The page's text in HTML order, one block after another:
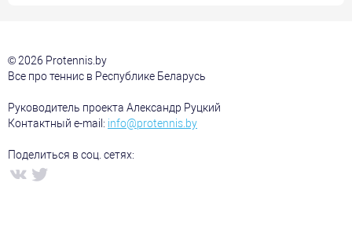
© 2026 Protennis.by
Все про теннис в Республике Беларусь
Руководитель проекта Александр Руцкий
Контактный e-mail: info@protennis.by
Поделиться в соц. сетях: